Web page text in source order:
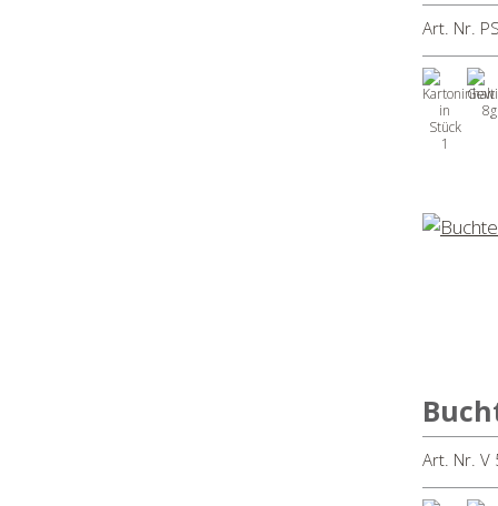
Art. Nr.
1
8g
Art. Nr. V